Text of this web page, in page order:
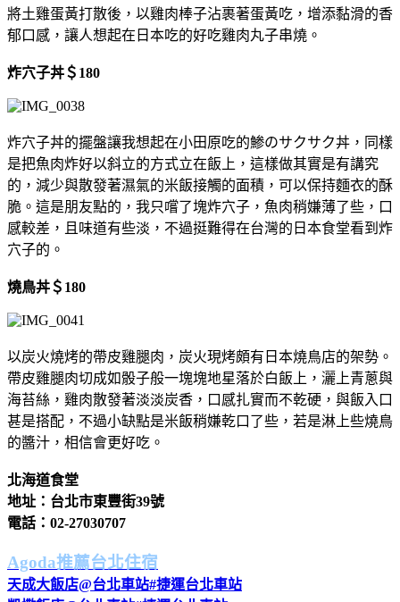
將土雞蛋黃打散後，以雞肉棒子沾裹著蛋黃吃，增添黏滑的香
郁口感，讓人想起在日本吃的好吃雞肉丸子串燒。
炸穴子丼＄180
炸穴子丼的擺盤讓我想起在小田原吃的鯵のサクサク丼，同樣
是把魚肉炸好以斜立的方式立在飯上，這樣做其實是有講究
的，減少與散發著濕氣的米飯接觸的面積，可以保持麵衣的酥
脆。這是朋友點的，我只嚐了塊炸穴子，魚肉稍嫌薄了些，口
感較差，且味道有些淡，不過挺難得在台灣的日本食堂看到炸
穴子的。
燒鳥丼＄180
以炭火燒烤的帶皮雞腿肉，炭火現烤頗有日本燒鳥店的架勢。
帶皮雞腿肉切成如骰子般一塊塊地星落於白飯上，灑上青蔥與
海苔絲，雞肉散發著淡淡炭香，口感扎實而不乾硬，與飯入口
甚是搭配，不過小缺點是米飯稍嫌乾口了些，若是淋上些燒鳥
的醬汁，相信會更好吃。
北海道食堂
地址：台北市東豐街39號
電話：02-27030707
Agoda推薦台北住宿
天成大飯店@台北車站#捷運台北車站